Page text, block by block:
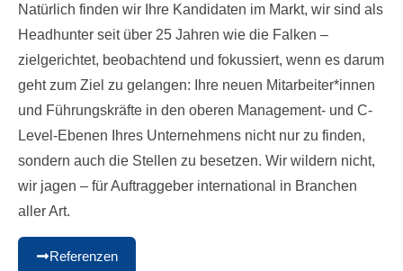
Natürlich finden wir Ihre Kandidaten im Markt, wir sind als
Headhunter seit über 25 Jahren wie die Falken –
zielgerichtet, beobachtend und fokussiert, wenn es darum
geht zum Ziel zu gelangen: Ihre neuen Mitarbeiter*innen
und Führungskräfte in den oberen Management- und C-
Level-Ebenen Ihres Unternehmens nicht nur zu finden,
sondern auch die Stellen zu besetzen. Wir wildern nicht,
wir jagen – für Auftraggeber international in Branchen
aller Art.
Referenzen